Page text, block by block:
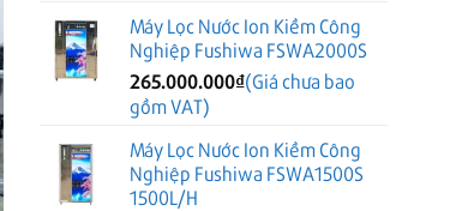
Máy Lọc Nước Ion Kiềm Công
Nghiệp Fushiwa FSWA2000S
265.000.000₫(Giá chưa bao
gồm VAT)
Máy Lọc Nước Ion Kiềm Công
Nghiệp Fushiwa FSWA1500S
1500L/H